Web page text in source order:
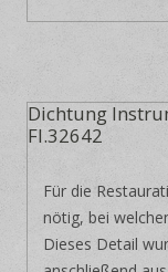
Dichtung
Fl.32642
Für die
nötig, bei
Dieses Detail